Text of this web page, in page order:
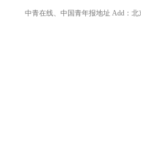
中青在线、中国青年报地址 Add：北